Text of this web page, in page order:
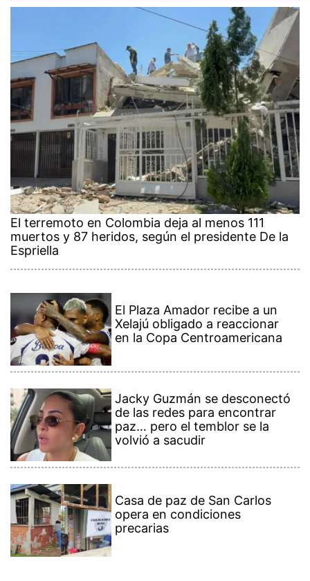
El terremoto en Colombia deja al menos 111
muertos y 87 heridos, según el presidente De la
Espriella
El Plaza Amador recibe a un
Xelajú obligado a reaccionar
en la Copa Centroamericana
Jacky Guzmán se desconectó
de las redes para encontrar
paz… pero el temblor se la
volvió a sacudir
Casa de paz de San Carlos
opera en condiciones
precarias